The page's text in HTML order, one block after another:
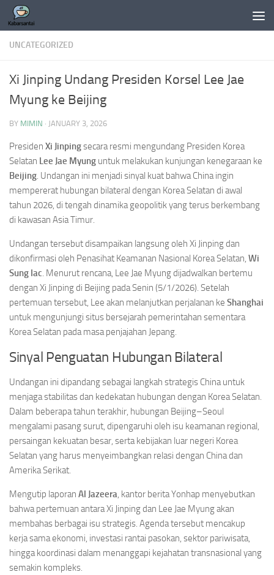
Skip to content
UNCATEGORIZED
Xi Jinping Undang Presiden Korsel Lee Jae
Myung ke Beijing
BY MIMIN · JANUARY 3, 2026
Presiden Xi Jinpingsecara resmi mengundang Presiden Korea
Selatan Lee Jae Myung untuk melakukan kunjungan kenegaraan ke
Beijing. Undangan ini menjadi sinyal kuat bahwa China ingin
mempererat hubungan bilateral dengan Korea Selatan di awal
tahun 2026, di tengah dinamika geopolitik yang terus berkembang
di kawasan Asia Timur.
Undangan tersebut disampaikan langsung oleh Xi Jinping dan
dikonfirmasi oleh Penasihat Keamanan Nasional Korea Selatan, Wi
Sung Iac. Menurut rencana, Lee Jae Myung dijadwalkan bertemu
dengan Xi Jinping di Beijing pada Senin (5/1/2026). Setelah
pertemuan tersebut, Lee akan melanjutkan perjalanan ke Shanghai
untuk mengunjungi situs bersejarah pemerintahan sementara
Korea Selatan pada masa penjajahan Jepang.
Sinyal Penguatan Hubungan Bilateral
Undangan ini dipandang sebagai langkah strategis China untuk
menjaga stabilitas dan kedekatan hubungan dengan Korea Selatan.
Dalam beberapa tahun terakhir, hubungan Beijing–Seoul
mengalami pasang surut, dipengaruhi oleh isu keamanan regional,
persaingan kekuatan besar, serta kebijakan luar negeri Korea
Selatan yang harus menyeimbangkan relasi dengan China dan
Amerika Serikat.
Mengutip laporan Al Jazeera, kantor berita Yonhap menyebutkan
bahwa pertemuan antara Xi Jinping dan Lee Jae Myung akan
membahas berbagai isu strategis. Agenda tersebut mencakup
kerja sama ekonomi, investasi rantai pasokan, sektor pariwisata,
hingga koordinasi dalam menanggapi kejahatan transnasional yang
semakin kompleks.